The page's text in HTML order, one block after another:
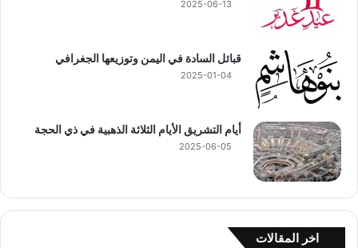
2025-06-13
قبائل السادة في اليمن وتوزيعها الجغرافي
2025-01-04
أيام التشريق الأيام الثلاثة الذهبية في ذي الحجة
2025-06-05
اخر المقالات